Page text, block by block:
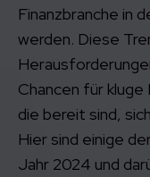
Finanzbranche in
werden. Diese
Chancen für
die bereit sind,
Hier sind einige
Jahr 2024 und